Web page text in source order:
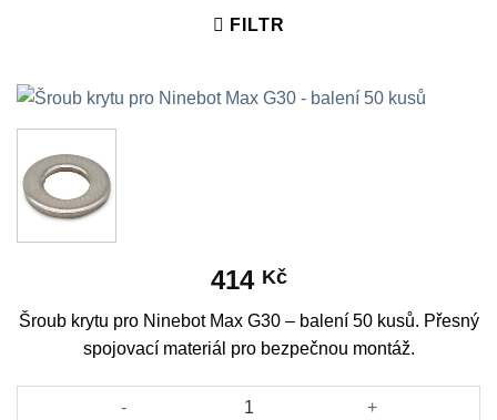
FILTR
414 Kč
Šroub krytu pro Ninebot Max G30 – balení 50 kusů. Přesný
spojovací materiál pro bezpečnou montáž.
Šroub krytu pro Ninebot Max G30 - balení 50 kusů množství